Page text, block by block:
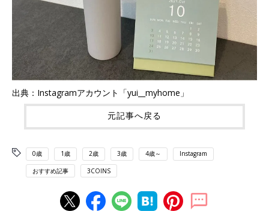
出典：Instagramアカウント「yui__myhome」
元記事へ戻る
0歳 1歳 2歳 3歳 4歳～ Instagram
おすすめ記事 3COINS